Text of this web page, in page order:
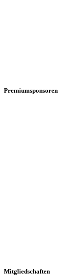
Premiumsponsoren
Mitgliedschaften